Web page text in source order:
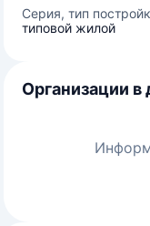
Серия, тип
типовой жилой
Организации в